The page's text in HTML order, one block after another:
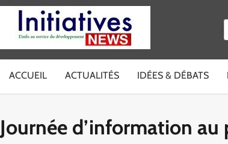
Skip
content
ACCUEIL ACTUALITÉS IDÉES & DÉBATS
Journée d’information